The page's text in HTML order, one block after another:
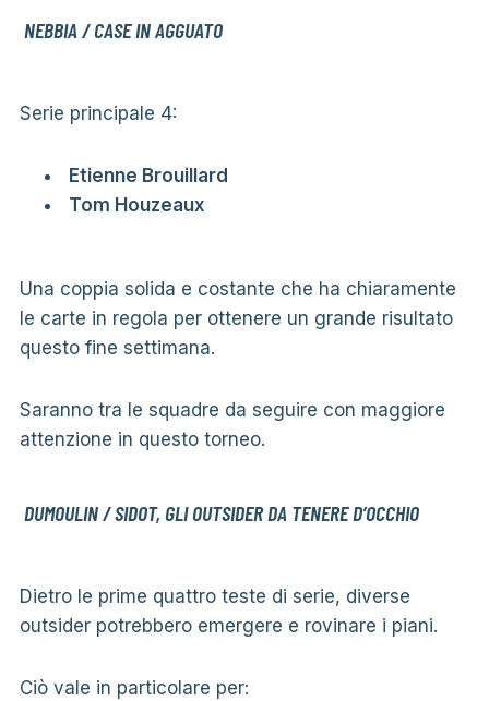
NEBBIA / CASE IN AGGUATO
Serie principale 4:
Etienne Brouillard
Tom Houzeaux
Una coppia solida e costante che ha chiaramente
le carte in regola per ottenere un grande risultato
questo fine settimana.
Saranno tra le squadre da seguire con maggiore
attenzione in questo torneo.
DUMOULIN / SIDOT, GLI OUTSIDER DA TENERE D’OCCHIO
Dietro le prime quattro teste di serie, diverse
outsider potrebbero emergere e rovinare i piani.
Ciò vale in particolare per: